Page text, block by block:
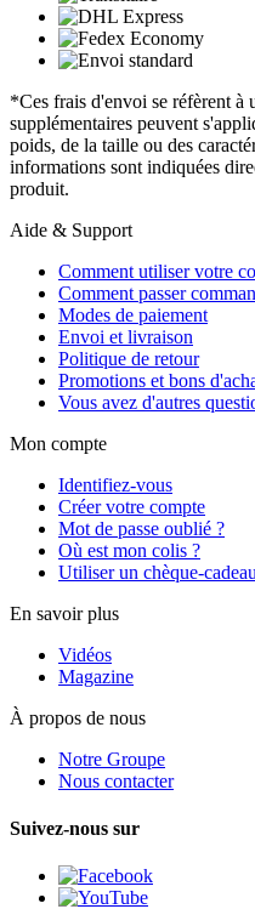
*Ces frais d'envoi se réfèrent à
supplémentaires peuvent
poids, de la taille ou des
informations sont indiquées
produit.
Aide & Support
Comment utiliser votre
Comment passer
Modes de paiement
Envoi et livraison
Politique de retour
Promotions et bons
Vous avez d'autres
Mon compte
Identifiez-vous
Créer votre compte
Mot de passe oublié ?
Où est mon colis ?
Utiliser un chèque-cadeau
En savoir plus
Vidéos
Magazine
À propos de nous
Notre Groupe
Nous contacter
Suivez-nous sur